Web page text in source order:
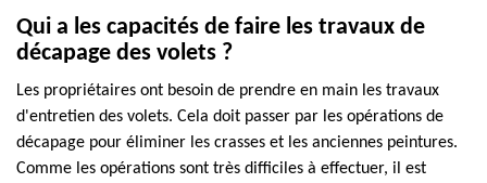
Qui a les capacités de faire les travaux de
décapage des volets ?
Les propriétaires ont besoin de prendre en main les travaux
d'entretien des volets. Cela doit passer par les opérations de
décapage pour éliminer les crasses et les anciennes peintures.
Comme les opérations sont très difficiles à effectuer, il est